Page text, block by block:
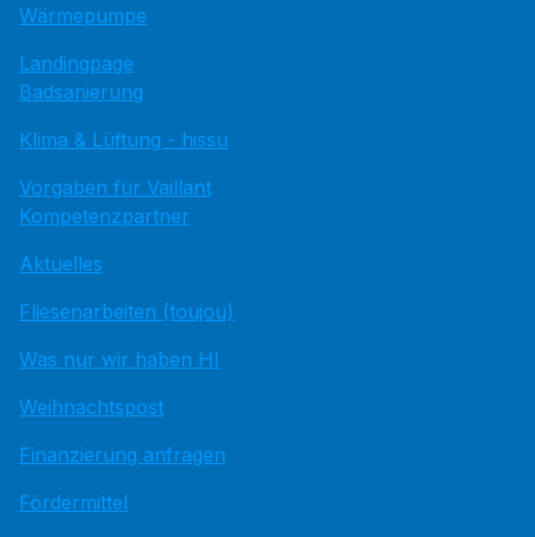
Wärmepumpe
Landingpage
Badsanierung
Klima & Lüftung - hissu
Vorgaben für Vaillant
Kompetenzpartner
Aktuelles
Fliesenarbeiten (toujou)
Was nur wir haben HI
Weihnachtspost
Finanzierung anfragen
Fördermittel